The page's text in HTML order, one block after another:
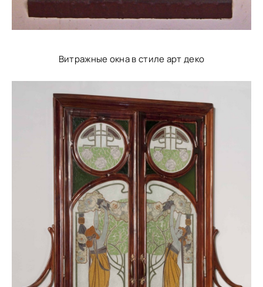
Витражные окна в стиле арт деко